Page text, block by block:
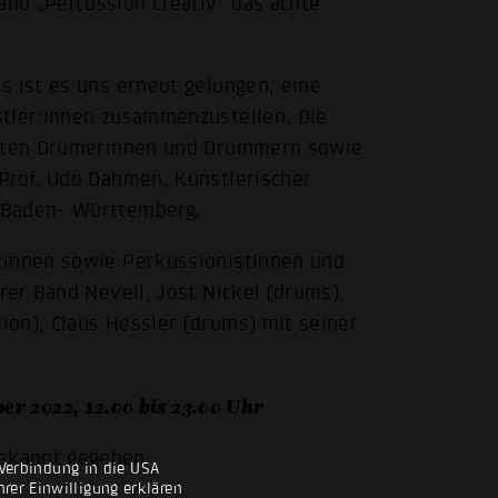
in die USA
Einwilligung erklären
ist es uns erneut gelungen, eine
zusammenzustellen. Die
Drumerinnen und Drummern sowie
Udo Dahmen, Künstlerischer
Württemberg.
sowie Perkussionistinnen und
Band Nevell, Jost Nickel (drums),
Claus Hessler (drums) mit seiner
2022, 12.00 bis 23.00 Uhr
gegeben.